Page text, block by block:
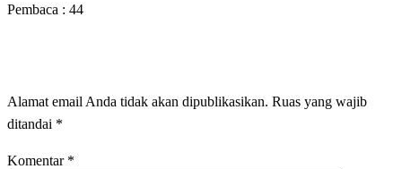
Pembaca : 44
Alamat email Anda tidak akan dipublikasikan. Ruas yang wajib
ditandai *
Komentar *